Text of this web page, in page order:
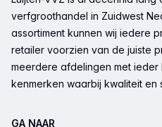
verfgroothandel in Zuidwest
assortiment kunnen wij iedere
retailer voorzien van de juiste
meerdere afdelingen met
kenmerken waarbij kwaliteit en
GA NAAR